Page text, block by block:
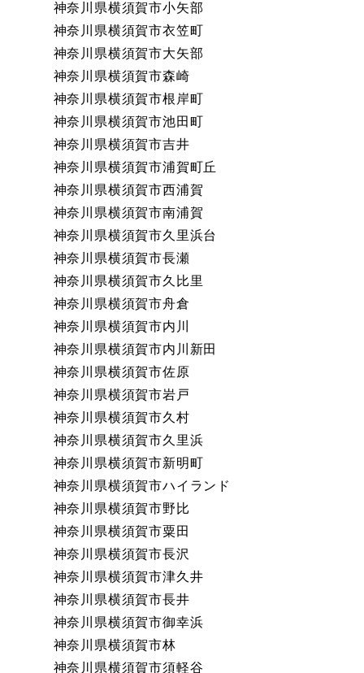
神奈川県横須賀市小矢部
神奈川県横須賀市衣笠町
神奈川県横須賀市大矢部
神奈川県横須賀市森崎
神奈川県横須賀市根岸町
神奈川県横須賀市池田町
神奈川県横須賀市吉井
神奈川県横須賀市浦賀町丘
神奈川県横須賀市西浦賀
神奈川県横須賀市南浦賀
神奈川県横須賀市久里浜台
神奈川県横須賀市長瀬
神奈川県横須賀市久比里
神奈川県横須賀市舟倉
神奈川県横須賀市内川
神奈川県横須賀市内川新田
神奈川県横須賀市佐原
神奈川県横須賀市岩戸
神奈川県横須賀市久村
神奈川県横須賀市久里浜
神奈川県横須賀市新明町
神奈川県横須賀市ハイランド
神奈川県横須賀市野比
神奈川県横須賀市粟田
神奈川県横須賀市長沢
神奈川県横須賀市津久井
神奈川県横須賀市長井
神奈川県横須賀市御幸浜
神奈川県横須賀市林
神奈川県横須賀市須軽谷